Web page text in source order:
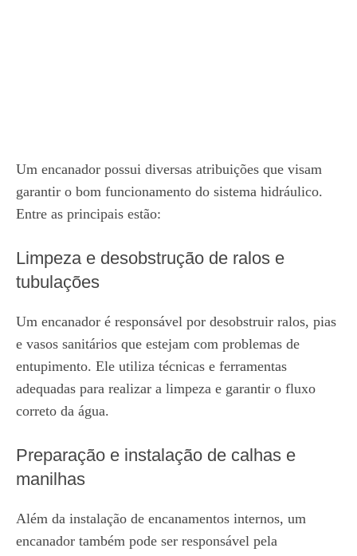
Um encanador possui diversas atribuições que visam
garantir o bom funcionamento do sistema hidráulico.
Entre as principais estão:
Limpeza e desobstrução de ralos e
tubulações
Um encanador é responsável por desobstruir ralos, pias
e vasos sanitários que estejam com problemas de
entupimento. Ele utiliza técnicas e ferramentas
adequadas para realizar a limpeza e garantir o fluxo
correto da água.
Preparação e instalação de calhas e
manilhas
Além da instalação de encanamentos internos, um
encanador também pode ser responsável pela